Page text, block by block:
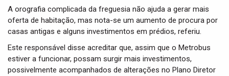
A orografia complicada da freguesia não ajuda a gerar mais
oferta de habitação, mas nota-se um aumento de procura por
casas antigas e alguns investimentos em prédios, referiu.
Este responsável disse acreditar que, assim que o Metrobus
estiver a funcionar, possam surgir mais investimentos,
possivelmente acompanhados de alterações no Plano Diretor